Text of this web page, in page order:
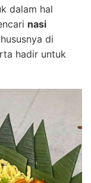
dalam hal
nasi
di
hadir untuk